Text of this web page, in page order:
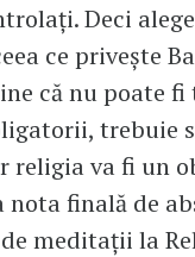
Deci
ce privește
că nu poate
trebuie
religia va fi un
nota finală de
meditații la